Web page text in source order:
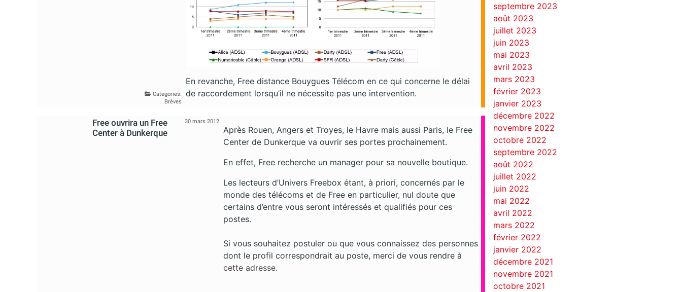
Categories:
Brèves
En revanche, Free distance Bouygues Télécom en ce qui concerne le délai
de raccordement lorsqu’il ne nécessite pas une intervention.
Free ouvrira un Free
Center à Dunkerque
30 mars 2012
Après Rouen, Angers et Troyes, le Havre mais aussi Paris, le Free
Center de Dunkerque va ouvrir ses portes prochainement.
En effet, Free recherche un manager pour sa nouvelle boutique.
Les lecteurs d’Univers Freebox étant, à priori, concernés par le
monde des télécoms et de Free en particulier, nul doute que
certains d’entre vous seront intéressés et qualifiés pour ces
postes.
Si vous souhaitez postuler ou que vous connaissez des personnes
dont le profil correspondrait au poste, merci de vous rendre à
cette adresse.
septembre 2023
août 2023
juillet 2023
juin 2023
mai 2023
avril 2023
mars 2023
février 2023
janvier 2023
décembre 2022
novembre 2022
octobre 2022
septembre 2022
août 2022
juillet 2022
juin 2022
mai 2022
avril 2022
mars 2022
février 2022
janvier 2022
décembre 2021
novembre 2021
octobre 2021